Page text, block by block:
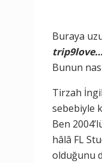
Buraya
Bunun
Tirzah
sebebiyle
Ben
hâlâ FL
olduğunu